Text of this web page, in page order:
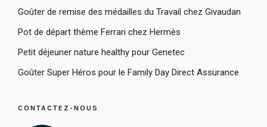
Goûter de remise des médailles du Travail chez Givaudan
Pot de départ thème Ferrari chez Hermès
Petit déjeuner nature healthy pour Genetec
Goûter Super Héros pour le Family Day Direct Assurance
CONTACTEZ-NOUS